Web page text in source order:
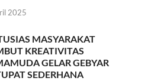
2025
MASYARAKAT
KREATIVITAS
GELAR GEBYAR
SEDERHANA